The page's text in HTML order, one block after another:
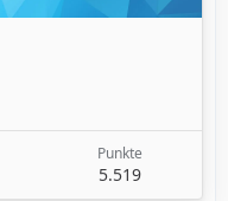
Punkte
5.519